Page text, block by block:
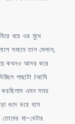
ধরে ওর মুখে
সমানে তাল মেলাল,
কখনও আদর করে
পাছাটা ।আমি
এমন সময়
গুদে ভরে বসে
তোদের মা-বেটার